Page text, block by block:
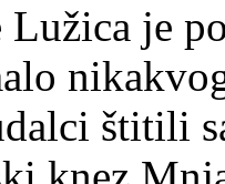
Lužica je
štitili